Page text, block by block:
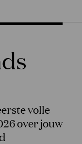
volle
over jouw